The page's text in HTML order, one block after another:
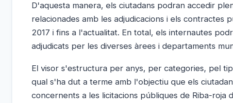
D'aquesta manera, els ciutadans podran accedir
relacionades amb les adjudicacions i els contractes
2017 i fins a l'actualitat. En total, els internautes
adjudicats per les diverses àrees i departaments
El visor s'estructura per anys, per categories, pel
qual s'ha dut a terme amb l'objectiu que els
concernents a les licitacions públiques de Riba-roja